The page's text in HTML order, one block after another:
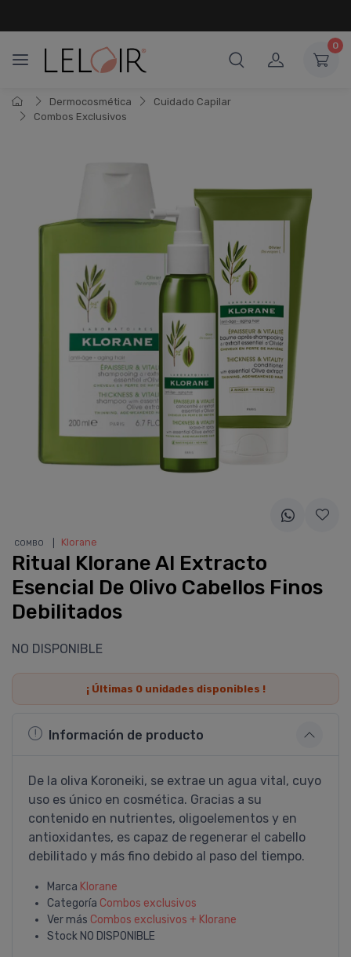
0
Dermocosmética
Cuidado Capilar
Combos Exclusivos
COMBO Klorane
Ritual Klorane Al Extracto
Esencial De Olivo Cabellos Finos
Debilitados
NO DISPONIBLE
¡ Últimas 0unidades disponibles !
Información de producto
De la oliva Koroneiki, se extrae un agua vital, cuyo
uso es único en cosmética. Gracias a su
contenido en nutrientes, oligoelementos y en
antioxidantes, es capaz de regenerar el cabello
debilitado y más fino debido al paso del tiempo.
Marca Klorane
Categoría Combos exclusivos
Ver más Combos exclusivos + Klorane
Stock NO DISPONIBLE